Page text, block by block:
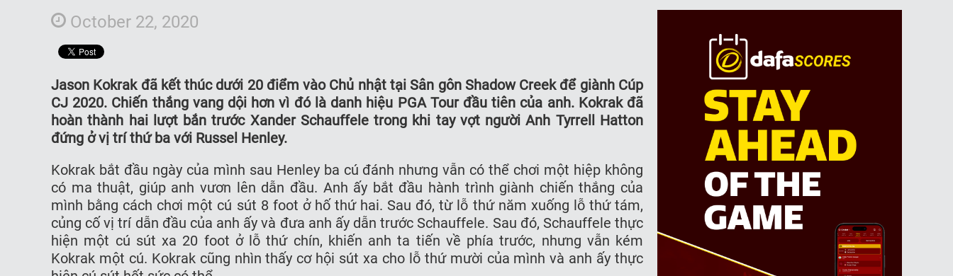
October 22, 2020
Jason Kokrak đã kết thúc dưới 20 điểm vào Chủ nhật tại Sân gôn Shadow Creek để giành Cúp
CJ 2020. Chiến thắng vang dội hơn vì đó là danh hiệu PGA Tour đầu tiên của anh. Kokrak đã
hoàn thành hai lượt bắn trước Xander Schauffele trong khi tay vợt người Anh Tyrrell Hatton
đứng ở vị trí thứ ba với Russel Henley.
Kokrak bắt đầu ngày của mình sau Henley ba cú đánh nhưng vẫn có thể chơi một hiệp không
có ma thuật, giúp anh vươn lên dẫn đầu. Anh ấy bắt đầu hành trình giành chiến thắng của
mình bằng cách chơi một cú sút 8 foot ở hố thứ hai. Sau đó, từ lỗ thứ năm xuống lỗ thứ tám,
củng cố vị trí dẫn đầu của anh ấy và đưa anh ấy dẫn trước Schauffele. Sau đó, Schauffele thực
hiện một cú sút xa 20 foot ở lỗ thứ chín, khiến anh ta tiến về phía trước, nhưng vẫn kém
Kokrak một cú. Kokrak cũng nhìn thấy cơ hội sút xa cho lỗ thứ mười của mình và anh ấy thực